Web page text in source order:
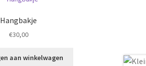
Hangbakje
€30,00
aan winkelwagen